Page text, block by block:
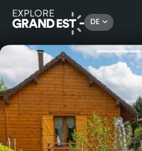
DE
Sehenswertes in der Region Grand Est